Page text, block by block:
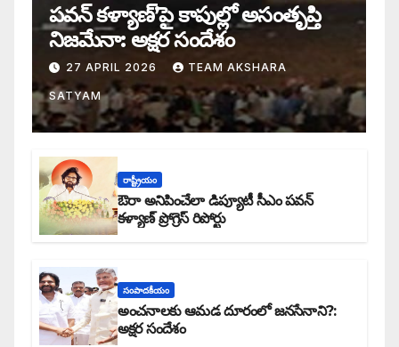
పవన్ కళ్యాణ్’పై కాపుల్లో అసంతృప్తి
నిజమేనా: అక్షర సందేశం
27 APRIL 2026 TEAM AKSHARA
SATYAM
రాష్ట్రీయం
ఔరా అనిపించేలా డిప్యూటీ సీఎం పవన్
కళ్యాణ్ ప్రోగ్రెస్ రిపోర్టు
సంపాదకీయం
అంచనాలకు ఆమడ దూరంలో జనసేనాని?:
అక్షర సందేశం